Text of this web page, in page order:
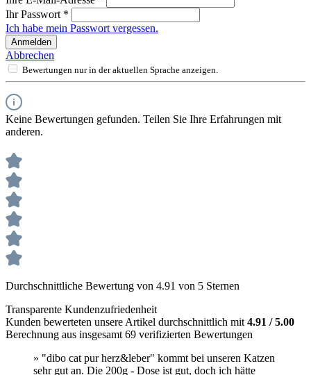
Ihr Passwort *
Ich habe mein Passwort vergessen.
Anmelden
Abbrechen
Bewertungen nur in der aktuellen Sprache anzeigen.
Keine Bewertungen gefunden. Teilen Sie Ihre Erfahrungen mit
anderen.
Durchschnittliche Bewertung von 4.91 von 5 Sternen
Transparente Kundenzufriedenheit
Kunden bewerteten unsere Artikel durchschnittlich mit 4.91 / 5.00
Berechnung aus insgesamt 69 verifizierten Bewertungen
» "dibo cat pur herz&leber" kommt bei unseren Katzen
sehr gut an. Die 200g - Dose ist gut, doch ich hätte